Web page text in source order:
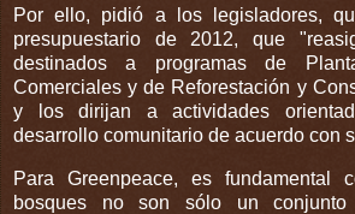
Por ello, pidió a los legisladores,
presupuestario de 2012, que
destinados a programas de
Comerciales y de Reforestación y
y los dirijan a actividades
desarrollo comunitario de acuerdo con
Para Greenpeace, es fundamental
bosques no son sólo un